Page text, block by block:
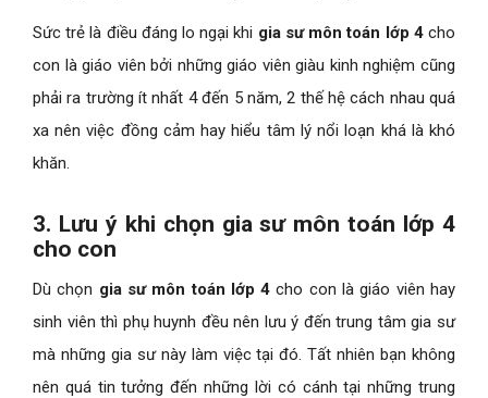
Sức trẻ là điều đáng lo ngại khi gia sư môn toán lớp 4cho
con là giáo viên bởi những giáo viên giàu kinh nghiệm cũng
phải ra trường ít nhất 4 đến 5 năm, 2 thế hệ cách nhau quá
xa nên việc đồng cảm hay hiểu tâm lý nổi loạn khá là khó
khăn.
3. Lưu ý khi chọn gia sư môn toán lớp 4
cho con
Dù chọn gia sư môn toán lớp 4 cho con là giáo viên hay
sinh viên thì phụ huynh đều nên lưu ý đến trung tâm gia sư
mà những gia sư này làm việc tại đó. Tất nhiên bạn không
nên quá tin tưởng đến những lời có cánh tại những trung